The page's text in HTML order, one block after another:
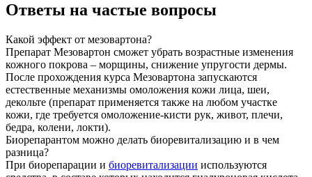
Ответы на частые вопросы
Какой эффект от мезовартона?
Препарат Мезовартон сможет убрать возрастные изменения
кожного покрова – морщины, снижение упругости дермы.
После прохождения курса Мезовартона запускаются
естественные механизмы омоложения кожи лица, шеи,
декольте (препарат применяется также на любом участке
кожи, где требуется омоложение-кисти рук, живот, плечи,
бедра, колени, локти).
Биорепарантом можно делать биоревитализацию и в чем
разница?
При биорепарации и биоревитализации используются